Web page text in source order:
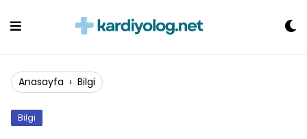
Anasayfa › Bilgi
Bilgi